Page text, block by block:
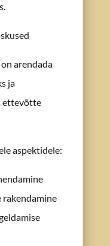
arendada
ja
ettevõtte
aspektidele:
rakendamine